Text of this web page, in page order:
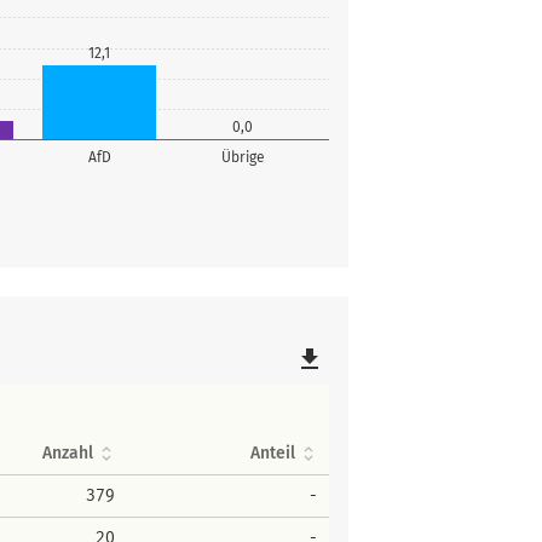
AfD Übrige
12,1
0,0
file_download
Anzahl Anteil
379 -
20 -